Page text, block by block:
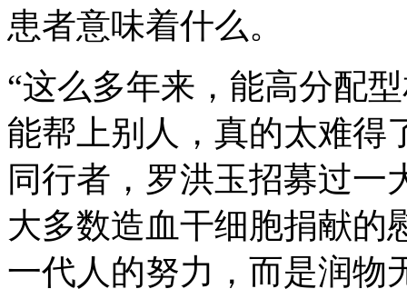
患者意味着什么。
“这么多年来，能高分配
能帮上别人，真的太难得
同行者，罗洪玉招募过一
大多数造血干细胞捐献的
一代人的努力，而是润物